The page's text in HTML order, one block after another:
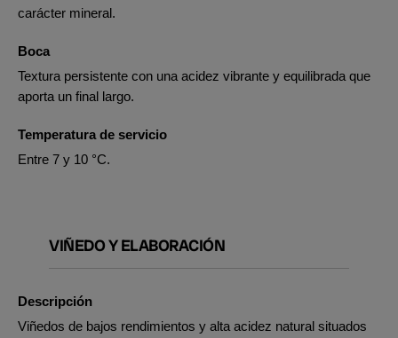
carácter mineral.
Boca
Textura persistente con una acidez vibrante y equilibrada que
aporta un final largo.
Temperatura de servicio
Entre 7 y 10 °C.
VIÑEDO Y ELABORACIÓN
Descripción
Viñedos de bajos rendimientos y alta acidez natural situados